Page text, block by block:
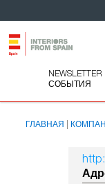
NEWSLETTER
СОБЫТИЯ
ГЛАВНАЯ